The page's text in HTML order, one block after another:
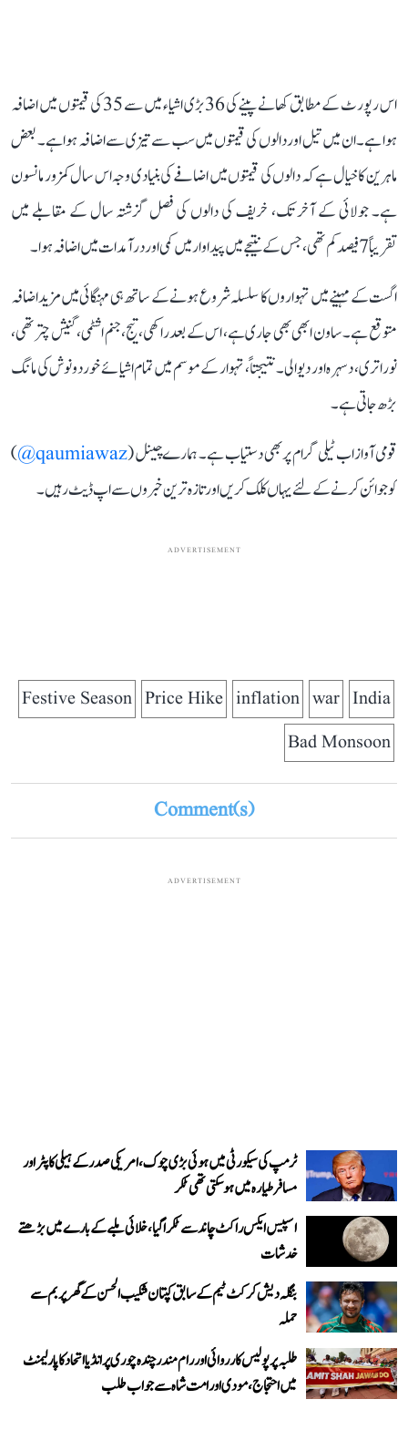
اس رپورٹ کے مطابق کھانے پینے کی 36 بڑی اشیاء میں سے 35 کی قیمتوں میں اضافہ
ہوا ہے۔ ان میں تیل اور دالوں کی قیمتوں میں سب سے تیزی سے اضافہ ہوا ہے۔ بعض
ماہرین کا خیال ہے کہ دالوں کی قیمتوں میں اضافے کی بنیادی وجہ اس سال کمزور مانسون
ہے۔ جولائی کے آخر تک، خریف کی دالوں کی فصل گزشتہ سال کے مقابلے میں
تقریباً 7 فیصد کم تھی، جس کے نتیجے میں پیداوار میں کمی اور درآمدات میں اضافہ ہوا۔
اگست کے مہینے میں تہواروں کا سلسلہ شروع ہونے کے ساتھ ہی مہنگائی میں مزید اضافہ
متوقع ہے۔ ساون ابھی بھی جاری ہے، اس کے بعد راکھی، تیج، جنم اشٹمی، گنیش چترتھی،
نوراتری، دسہرہ اور دیوالی۔ نتیجتاً، تہوار کے موسم میں تمام اشیائے خوردونوش کی مانگ
بڑھ جاتی ہے۔
قومی آواز اب ٹیلی گرام پر بھی دستیاب ہے۔ ہمارے چینل (qaumiawaz@
)
کو جوائن کرنے کے لئے یہاں کلک کریں اور تازہ ترین خبروں سے اپ ڈیٹ رہیں۔
ADVERTISEMENT
India
war
inflation
Price Hike
Festive Season
Bad Monsoon
Comment(s)
ADVERTISEMENT
ٹرمپ کی سیکورٹی میں ہوئی بڑی چوک، امریکی صدر کے ہیلی کاپٹر اور
مسافر طیارہ میں ہو سکتی تھی ٹکر
اسپیس ایکس راکٹ چاند سے ٹکرا گیا، خلائی ملبے کے بارے میں بڑھتے
خدشات
بنگلہ دیش کرکٹ ٹیم کے سابق کپتان شکیب الحسن کے گھر پر بم سے
حملہ
طلبہ پر پولیس کارروائی اور رام مندر چندہ چوری پر انڈیا اتحاد کا پارلیمنٹ
میں احتجاج، مودی اور امت شاہ سے جواب طلب